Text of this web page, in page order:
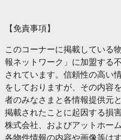
【免責事項】
このコーナーに掲載している
報ネットワーク」に加盟する
されています。信頼性の高い
をしておりますが、その内容
者のみなさまと各情報提供元
掲載されたことに起因する損
株式会社、およびアットホー
各物件情報の内容や画像等は